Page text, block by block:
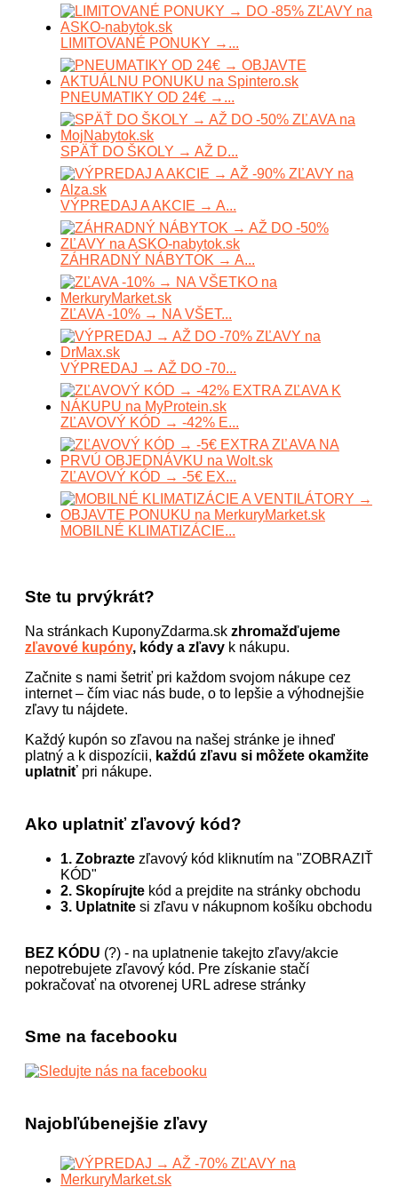
LIMITOVANÉ PONUKY →...
PNEUMATIKY OD 24€ →...
SPÄŤ DO ŠKOLY → AŽ D...
VÝPREDAJ A AKCIE → A...
ZÁHRADNÝ NÁBYTOK → A...
ZĽAVA -10% → NA VŠET...
VÝPREDAJ → AŽ DO -70...
ZĽAVOVÝ KÓD → -42% E...
ZĽAVOVÝ KÓD → -5€ EX...
MOBILNÉ KLIMATIZÁCIE...
Ste tu prvýkrát?
Na stránkach KuponyZdarma.sk zhromažďujeme
zľavové kupóny, kódy a zľavy k nákupu.
Začnite s nami šetriť pri každom svojom nákupe cez
internet – čím viac nás bude, o to lepšie a výhodnejšie
zľavy tu nájdete.
Každý kupón so zľavou na našej stránke je ihneď
platný a k dispozícii, každú zľavu si môžete okamžite
uplatniť pri nákupe.
Ako uplatniť zľavový kód?
1. Zobrazte zľavový kód kliknutím na "ZOBRAZIŤ
KÓD"
2. Skopírujte kód a prejdite na stránky obchodu
3. Uplatnite si zľavu v nákupnom košíku obchodu
BEZ KÓDU (?) - na uplatnenie takejto zľavy/akcie
nepotrebujete zľavový kód. Pre získanie stačí
pokračovať na otvorenej URL adrese stránky
Sme na facebooku
Najobľúbenejšie zľavy